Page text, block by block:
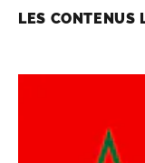
LES CONTENUS